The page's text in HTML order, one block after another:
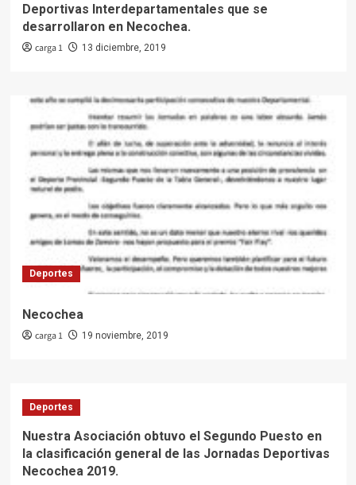
Deportivas Interdepartamentales que se
desarrollaron en Necochea.
carga 1 13 diciembre, 2019
Deportes
Necochea
carga 1 19 noviembre, 2019
Deportes
Nuestra Asociación obtuvo el Segundo Puesto en
la clasificación general de las Jornadas Deportivas
Necochea 2019.